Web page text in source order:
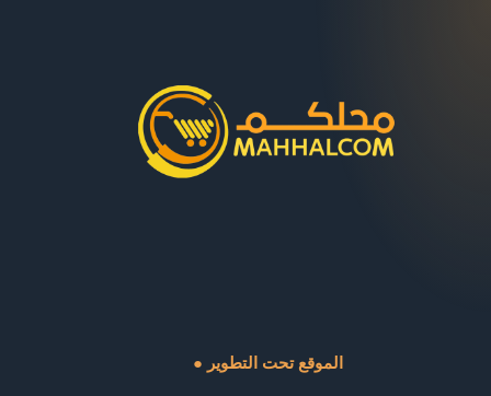
● الموقع تحت التطوير